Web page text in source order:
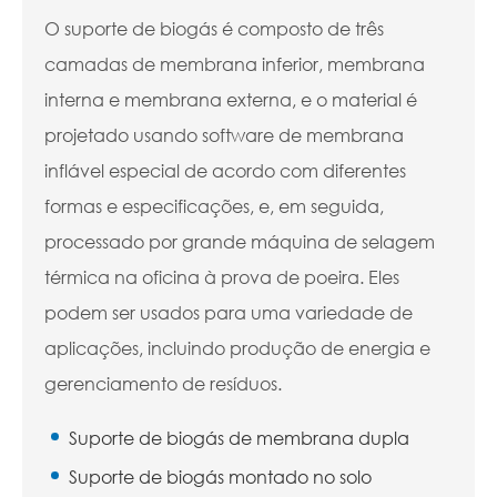
O suporte de biogás é composto de três
camadas de membrana inferior, membrana
interna e membrana externa, e o material é
projetado usando software de membrana
inflável especial de acordo com diferentes
formas e especificações, e, em seguida,
processado por grande máquina de selagem
térmica na oficina à prova de poeira. Eles
podem ser usados para uma variedade de
aplicações, incluindo produção de energia e
gerenciamento de resíduos.
Suporte de biogás de membrana dupla
Suporte de biogás montado no solo